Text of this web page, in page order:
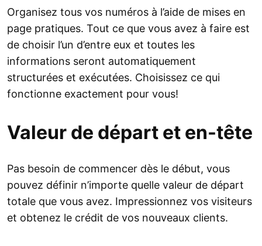
Organisez tous vos numéros à l’aide de mises en
page pratiques. Tout ce que vous avez à faire est
de choisir l’un d’entre eux et toutes les
informations seront automatiquement
structurées et exécutées. Choisissez ce qui
fonctionne exactement pour vous!
Valeur de départ et en-tête
Pas besoin de commencer dès le début, vous
pouvez définir n’importe quelle valeur de départ
totale que vous avez. Impressionnez vos visiteurs
et obtenez le crédit de vos nouveaux clients.